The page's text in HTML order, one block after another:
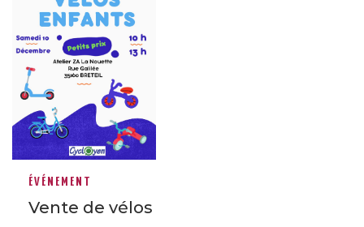
ÉVÉNEMENT
Vente de vélos